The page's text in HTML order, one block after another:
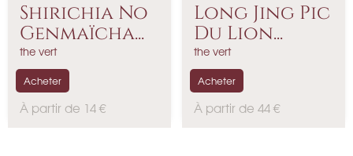
Shirichia No
Genmaïcha...
the vert
P
À partir de 14 €
Acheter
Long Jing Pic
Du Lion...
the vert
P
À partir de 44 €
Acheter